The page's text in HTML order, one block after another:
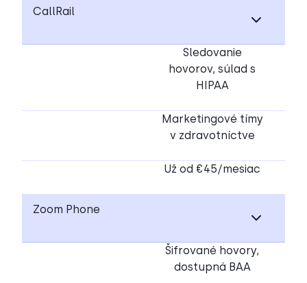
CallRail
Sledovanie
hovorov, súlad s
HIPAA
Marketingové tímy
v zdravotníctve
Už od €45/mesiac
Zoom Phone
Šifrované hovory,
dostupná BAA